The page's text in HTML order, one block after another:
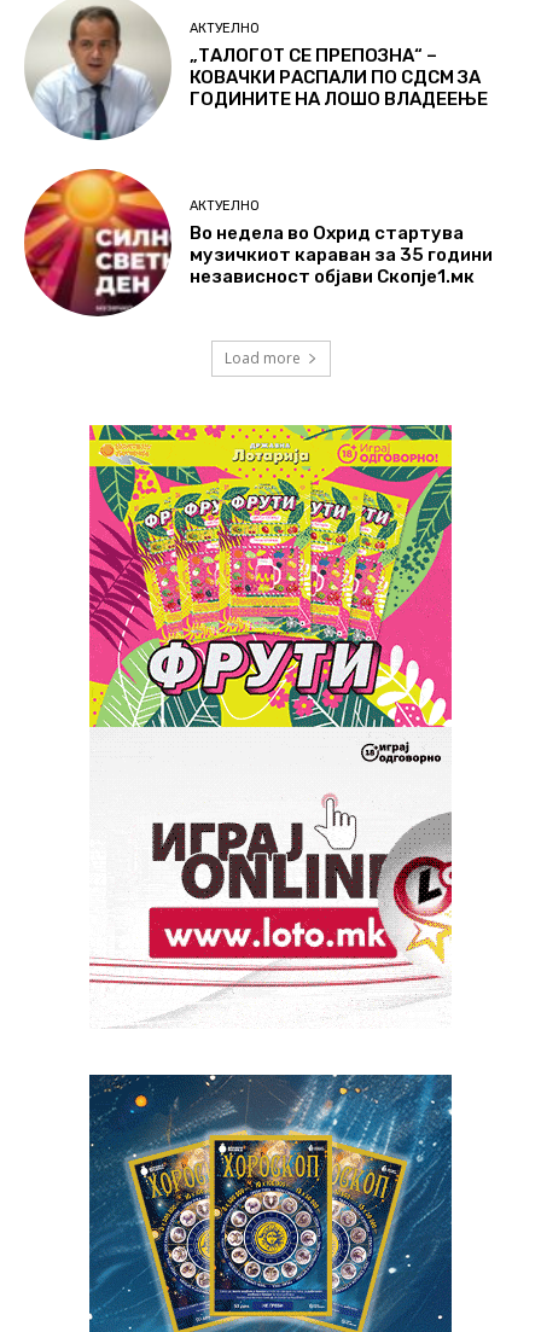
АКТУЕЛНО
„ТАЛОГОТ СЕ ПРЕПОЗНА“ –
КОВАЧКИ РАСПАЛИ ПО СДСМ ЗА
ГОДИНИТЕ НА ЛОШО ВЛАДЕЕЊЕ
АКТУЕЛНО
Во недела во Охрид стартува
музичкиот караван за 35 години
независност објави Скопје1.мк
Load more